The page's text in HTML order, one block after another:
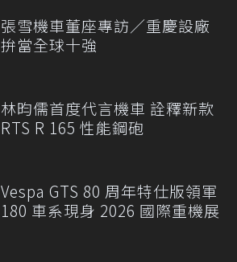
張雪機車董座專訪／重慶設廠
拚當全球十強
林昀儒首度代言機車 詮釋新款
RTS R 165 性能鋼砲
Vespa GTS 80 周年特仕版領軍
180 車系現身 2026 國際重機展